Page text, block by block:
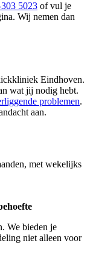
5023 of vul je
Wij nemen dan
Eindhoven.
wat jij nodig hebt.
problemen.
aan.
met wekelijks
We bieden je
niet alleen voor